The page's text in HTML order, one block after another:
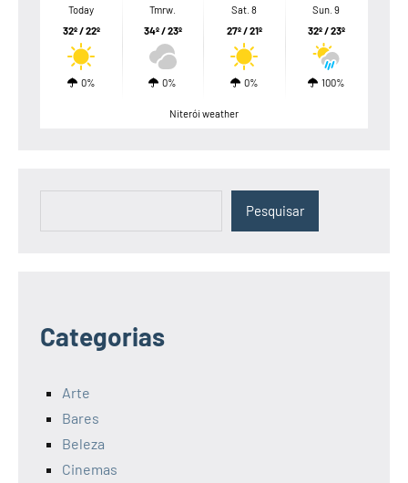
Today
32º / 22º
0%
Tmrw.
34º / 23º
0%
Sat. 8
27º / 21º
0%
Sun. 9
32º / 23º
100%
Niterói weather
Pesquisar
Categorias
Arte
Bares
Beleza
Cinemas